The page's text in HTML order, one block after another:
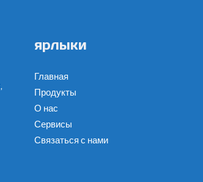
ярлыки
Главная
Продукты
О нас
Сервисы
Связаться с нами